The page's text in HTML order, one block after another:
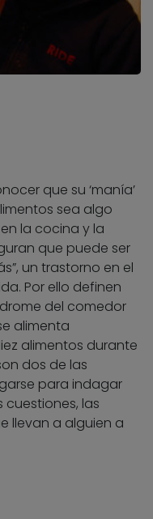
que su ‘manía’
sea algo
la cocina y la
que puede ser
un trastorno en el
Por ello definen
del comedor
alimenta
alimentos durante
dos de las
para indagar
las
llevan a alguien a